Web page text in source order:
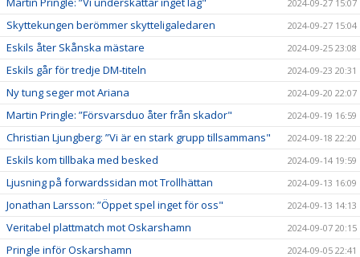
2024-09-27 15:07
Skyttekungen berömmer skytteligaledaren 2024-09-27 15:04
Eskils åter Skånska mästare 2024-09-25 23:08
Eskils går för tredje DM-titeln 2024-09-23 20:31
Ny tung seger mot Ariana 2024-09-20 22:07
Martin Pringle: ”Försvarsduo åter från skador" 2024-09-19 16:59
Christian Ljungberg: ”Vi är en stark grupp tillsammans" 2024-09-18 22:20
Eskils kom tillbaka med besked 2024-09-14 19:59
Ljusning på forwardssidan mot Trollhättan 2024-09-13 16:09
Jonathan Larsson: ”Öppet spel inget för oss" 2024-09-13 14:13
Veritabel plattmatch mot Oskarshamn 2024-09-07 20:15
Pringle inför Oskarshamn 2024-09-05 22:41